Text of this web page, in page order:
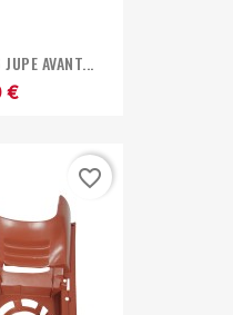
AVANT...
€
favorite_border